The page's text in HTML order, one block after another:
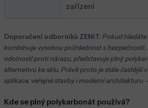
zařízení
Doporučení odborníků ZENIT: Pokud
kombinuje vysokou průhlednost s
odolností proti nárazu, představuje plný
alternativu ke sklu. Právě proto je stále častější
aplikace, veřejné stavby i moderní architekturu
Kde se plný polykarbonát používá?